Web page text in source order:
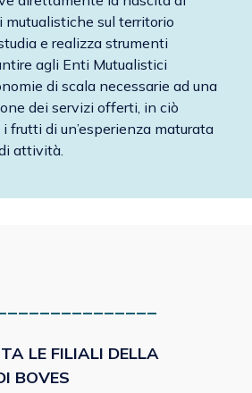
mutualistiche sul territorio
e realizza strumenti
agli Enti Mutualistici
di scala necessarie ad una
dei servizi offerti, in ciò
frutti di un’esperienza maturata
attività.
LE FILIALI DELLA
BOVES